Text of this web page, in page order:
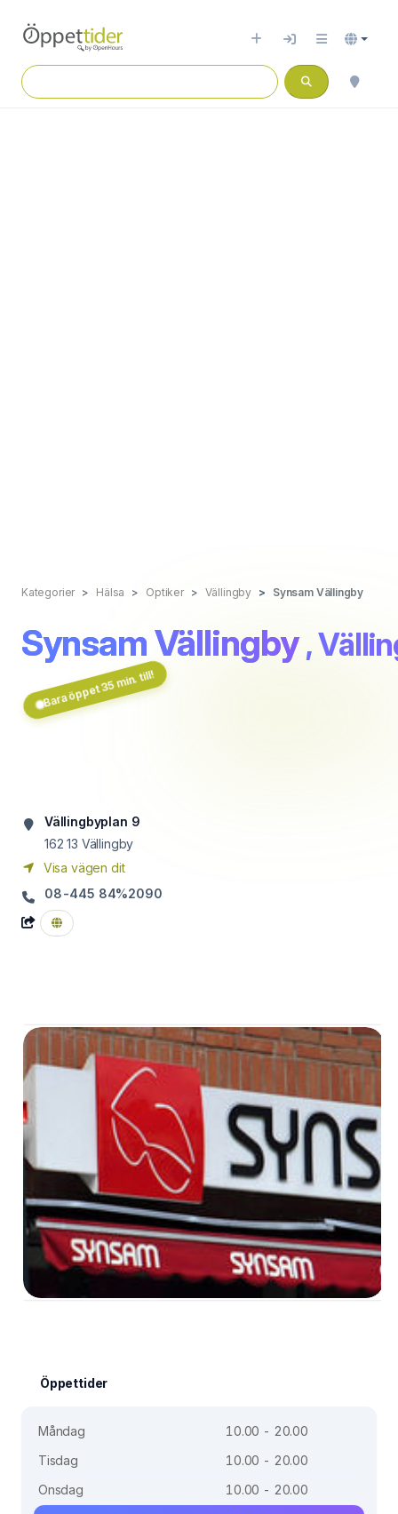
Kategorier Hälsa Optiker Vällingby Synsam Vällingby
Synsam Vällingby ,
Bara öppet 35 min. till!
Vällingbyplan 9
162 13 Vällingby
Visa vägen dit
08-445 84%2090
Öppettider
Måndag
10.00 - 20.00
Tisdag
10.00 - 20.00
Onsdag
10.00 - 20.00